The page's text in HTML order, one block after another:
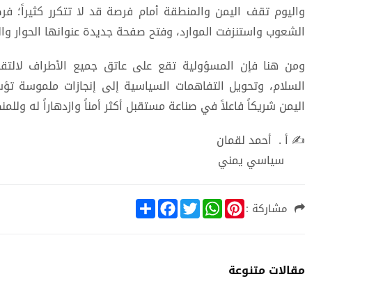
واليوم تقف اليمن والمنطقة أمام فرصة قد لا تتكرر
الشعوب واستنزفت الموارد، وفتح صفحة جديدة عنوانها الحوار
ومن هنا فإن المسؤولية تقع على عاتق جميع الأطراف
السلام، وتحويل التفاهمات السياسية إلى إنجازات
اليمن شريكاً فاعلاً في صناعة مستقبل أكثر أمناً وازدهاراً له
✍️ أ . أحمد لقمان
سياسي يمني
مشاركة : S
h
F
a
T
w
W
h
P
i
e
مقالات متنوعة